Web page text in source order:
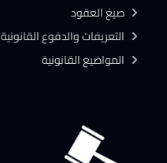
صيغ العقود
التعريفات والدفوع القانونية
المواضيع القانونية